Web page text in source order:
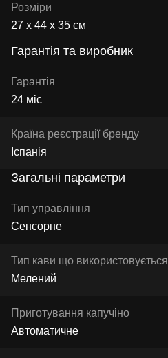
Розміри
27 х 44 х 35 см
Гарантія та виробник
Гарантія
24 міс
Країна реєстрації бренду
Іспанія
Загальні параметри
Тип управління
Сенсорне
Тип кави що використовується
Мелений
Приготування капучіно
Автоматичне